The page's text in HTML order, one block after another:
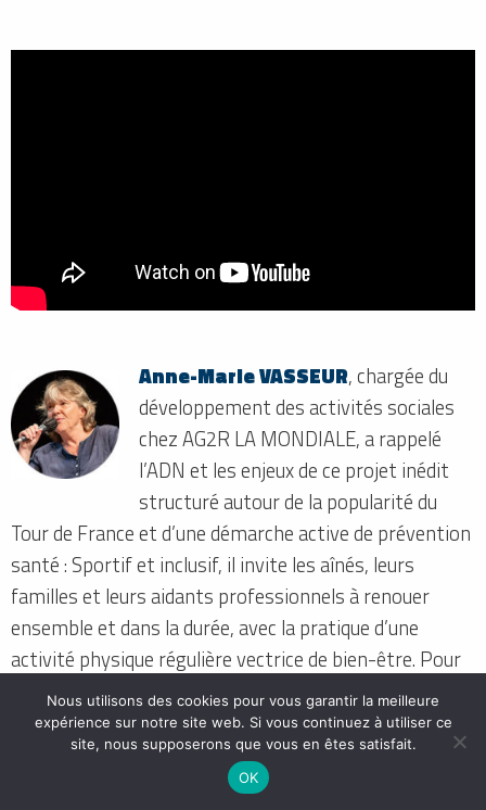
Anne-Marie VASSEUR, chargée du
développement des activités sociales
chez AG2R LA MONDIALE, a rappelé
l’ADN et les enjeux de ce projet inédit
structuré autour de la popularité du
Tour de France et d’une démarche active de prévention
santé : Sportif et inclusif, il invite les aînés, leurs
familles et leurs aidants professionnels à renouer
ensemble et dans la durée, avec la pratique d’une
activité physique régulière vectrice de bien-être. Pour
conjuguer émulation et solidarité, chaque année le
peloton intergénérationnel constitué pédale pour sa
santé et celle des autres car en effet, tous les coups de
pédales donnés durant les 30 jours qui précèdent le
Nous utilisons des cookies pour vous garantir la meilleure
expérience sur notre site web. Si vous continuez à utiliser ce
site, nous supposerons que vous en êtes satisfait.
OK